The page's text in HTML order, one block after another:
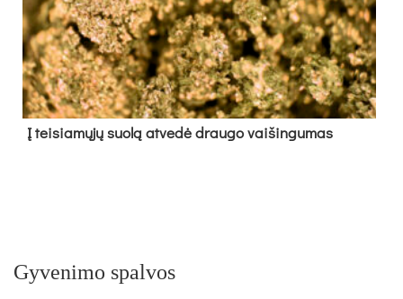
Į tei­sia­mų­jų suo­lą at­ve­dė drau­go vai­šin­gu­mas
Gyvenimo spalvos